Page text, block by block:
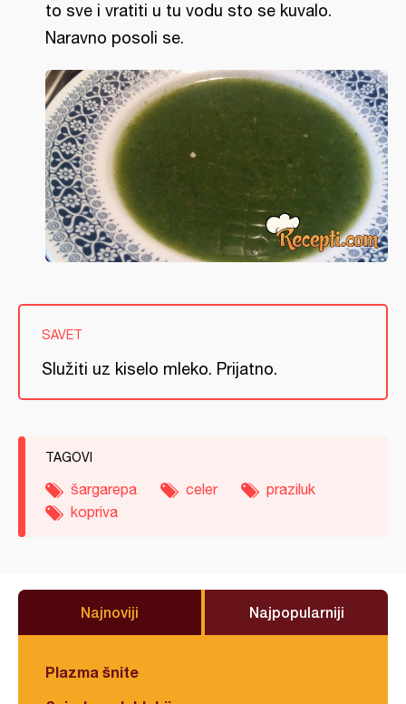
to sve i vratiti u tu vodu sto se kuvalo.
Naravno posoli se.
SAVET
Služiti uz kiselo mleko. Prijatno.
TAGOVI
šargarepa celer
praziluk
kopriva
Najnoviji Najpopularniji
Plazma šnite